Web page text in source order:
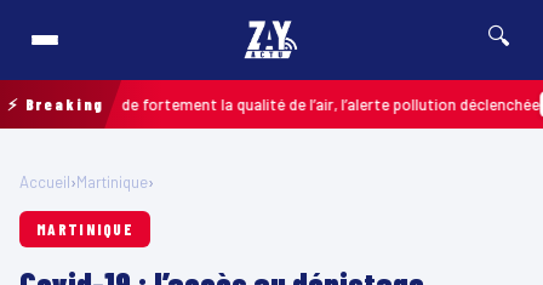
🔍
⚡ Breaking
dégrade fortement la qualité de l’air, l’alerte pollution déclenchée
Accueil›Martinique›
MARTINIQUE